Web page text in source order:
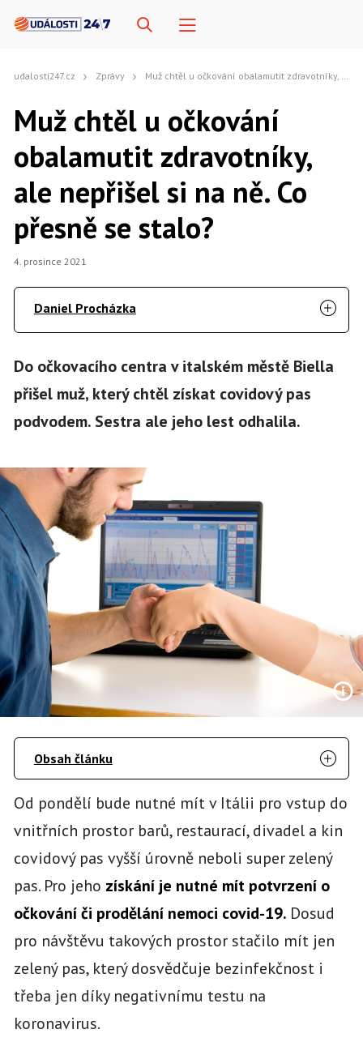
udalosti247.cz Zprávy Muž chtěl u očkování obalamutit zdravotníky, ale nepřišel si na ně. Co přesně se stalo?
Muž chtěl u očkování
obalamutit zdravotníky,
ale nepřišel si na ně. Co
přesně se stalo?
4. prosince 2021
Daniel Procházka
Do očkovacího centra v italském městě Biella
přišel muž, který chtěl získat covidový pas
podvodem. Sestra ale jeho lest odhalila.
Obsah článku
Od pondělí bude nutné mít v Itálii pro vstup do
vnitřních prostor barů, restaurací, divadel a kin
covidový pas vyšší úrovně neboli super zelený
pas. Pro jeho získání je nutné mít potvrzení o
očkování či prodělání nemoci covid-19. Dosud
pro návštěvu takových prostor stačilo mít jen
zelený pas, který dosvědčuje bezinfekčnost i
třeba jen díky negativnímu testu na
koronavirus.